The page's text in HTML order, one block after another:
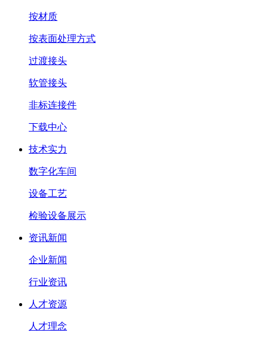
按材质
按表面处理方式
过渡接头
软管接头
非标连接件
下载中心
技术实力
数字化车间
设备工艺
检验设备展示
资讯新闻
企业新闻
行业资讯
人才资源
人才理念